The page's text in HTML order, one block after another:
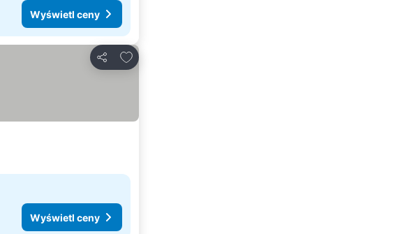
Wyświetl ceny
Udostępnij
Dodaj do ulubionych
Wyświetl ceny